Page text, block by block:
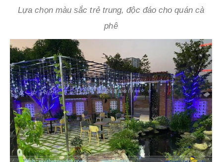
Lựa chọn màu sắc trẻ trung, độc đáo cho quán cà
phê